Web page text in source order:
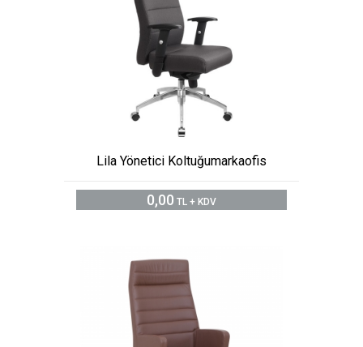
Lila Yönetici Koltuğumarkaofis
0,00 TL + KDV